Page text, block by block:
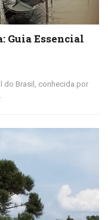
Guia Essencial
do Brasil, conhecida por